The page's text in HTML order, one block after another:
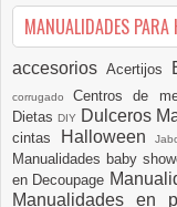
MANUALIDADES PARA
accesoriosAcertijos
corrugadoCentros de
DietasDIY Dulceros
cintas
Halloween
Manualidades baby
en Decoupage
Manualidades en